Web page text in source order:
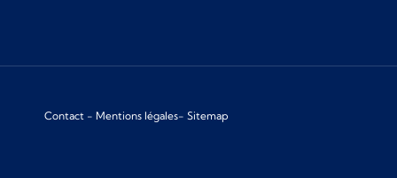
Contact - Mentions légales- Sitemap